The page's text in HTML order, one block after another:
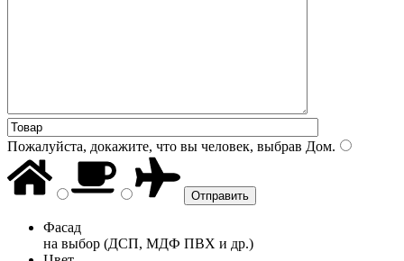
Пожалуйста, докажите, что вы человек, выбрав Дом.
Фасад
на выбор (ДСП, МДФ ПВХ и др.)